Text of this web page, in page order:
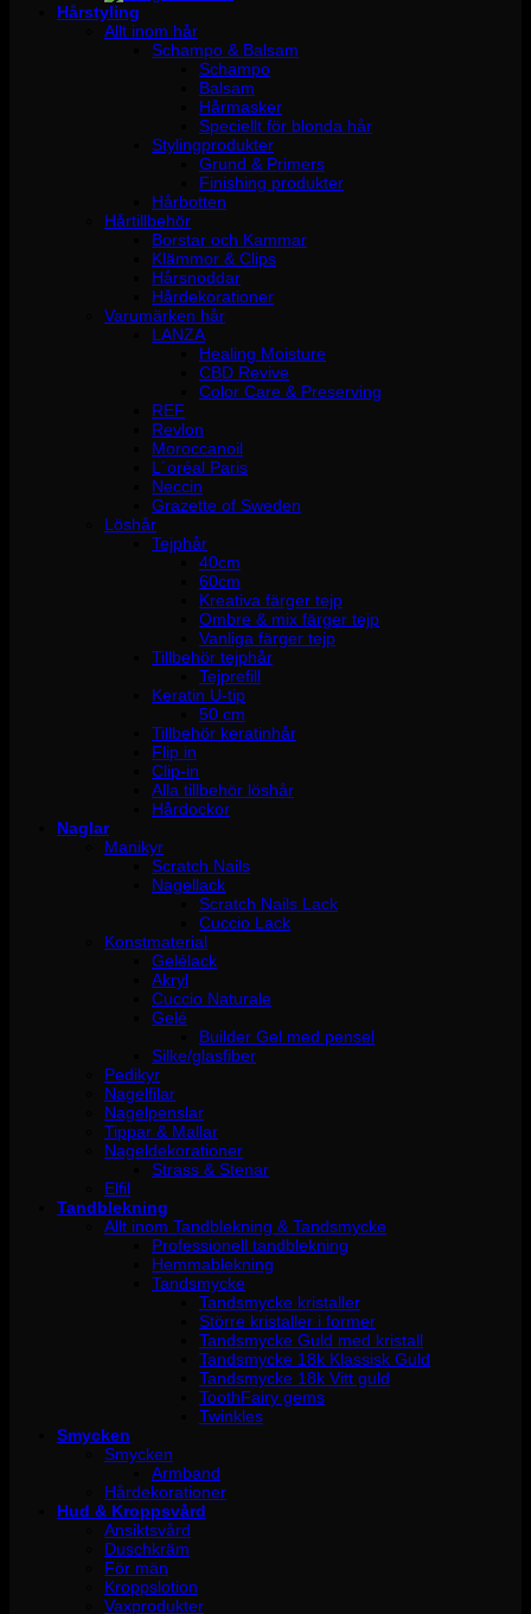
Hårstyling
Allt inom hår
Schampo & Balsam
Schampo
Balsam
Hårmasker
Speciellt för blonda hår
Stylingprodukter
Grund & Primers
Finishing produkter
Hårbotten
Hårtillbehör
Borstar och Kammar
Klämmor & Clips
Hårsnoddar
Hårdekorationer
Varumärken hår
LANZA
Healing Moisture
CBD Revive
Color Care & Preserving
REF
Revlon
Moroccanoil
L´oréal Paris
Neccin
Grazette of Sweden
Löshår
Tejphår
40cm
60cm
Kreativa färger tejp
Ombre & mix färger tejp
Vanliga färger tejp
Tillbehör tejphår
Tejprefill
Keratin U-tip
50 cm
Tillbehör keratinhår
Flip in
Clip-in
Alla tillbehör löshår
Hårdockor
Naglar
Manikyr
Scratch Nails
Nagellack
Scratch Nails Lack
Cuccio Lack
Konstmaterial
Gelélack
Akryl
Cuccio Naturale
Gelé
Builder Gel med pensel
Silke/glasfiber
Pedikyr
Nagelfilar
Nagelpenslar
Tippar & Mallar
Nageldekorationer
Strass & Stenar
Elfil
Tandblekning
Allt inom Tandblekning & Tandsmycke
Professionell tandblekning
Hemmablekning
Tandsmycke
Tandsmycke kristaller
Större kristaller i former
Tandsmycke Guld med kristall
Tandsmycke 18k Klassisk Guld
Tandsmycke 18k Vitt guld
ToothFairy gems
Twinkles
Smycken
Smycken
Armband
Hårdekorationer
Hud & Kroppsvård
Ansiktsvård
Duschkräm
För män
Kroppslotion
Vaxprodukter